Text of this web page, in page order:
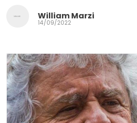
William Marzi
14/09/2022